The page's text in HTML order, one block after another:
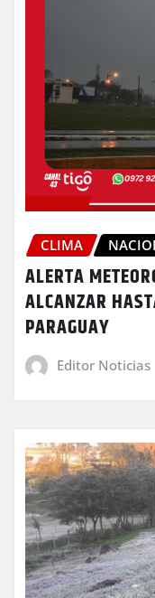
CLIMA
ALERTA
ALCANZAR
PARAGUAY
Editor Noticias